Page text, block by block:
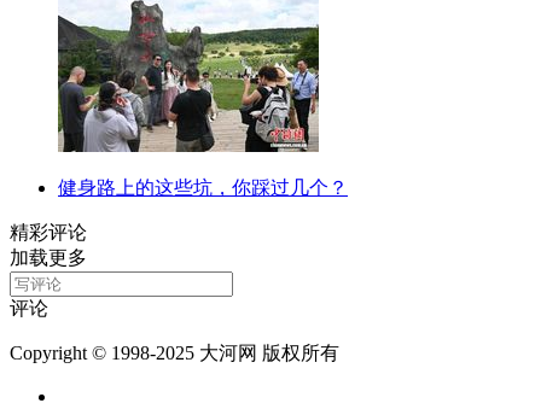
健身路上的这些坑，你踩过几个？
精彩评论
加载更多
评论
Copyright © 1998-2025 大河网 版权所有